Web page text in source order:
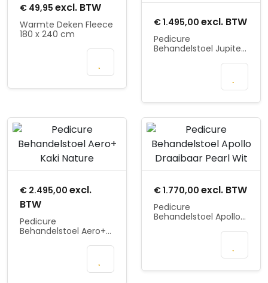
€ 49,95 excl. BTW
Warmte Deken Fleece
180 x 240 cm
€1.495,00 excl. BTW
Pedicure
Behandelstoel Jupiter
Product openen
€ 2.495,00 excl.
BTW
Pedicure
Behandelstoel Aero+
Product openen
€1.770,00 excl. BTW
Pedicure
Behandelstoel Apollo